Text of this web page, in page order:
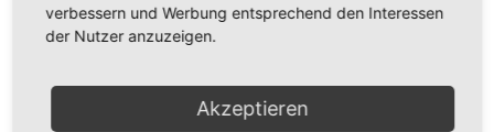
verbessern und Werbung entsprechend den Interessen
der Nutzer anzuzeigen.
Akzeptieren